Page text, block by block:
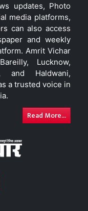
updates, Photo
media platforms,
can also access
and weekly
Amrit Vichar
Lucknow,
and Haldwani,
a trusted voice in
Read More...